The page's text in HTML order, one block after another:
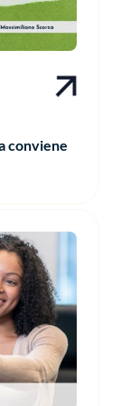
conviene